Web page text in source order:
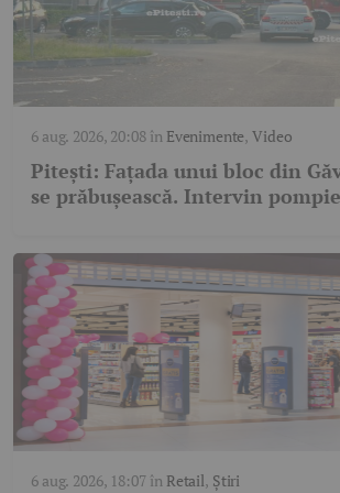
6 aug. 2026, 20:08în Evenimente,Video
Pitești: Fațada unui bloc din
se prăbușească. Intervin
6 aug. 2026, 18:07în Retail, Știri